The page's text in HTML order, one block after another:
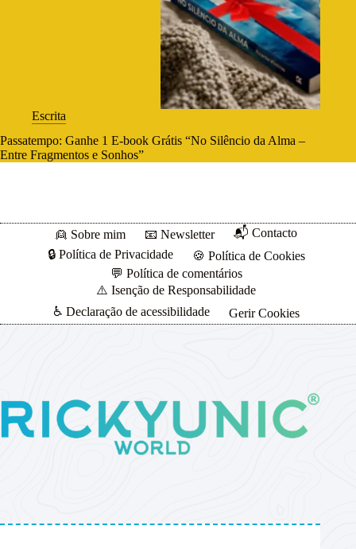
Escrita
Passatempo: Ganhe 1 E-book Grátis “No Silêncio da Alma –
Entre Fragmentos e Sonhos”
👱 Sobre mim 📧 Newsletter
📬 Contacto
🔒 Política de Privacidade
🍪 Política de Cookies
💬 Política de comentários
⚠️ Isenção de Responsabilidade
♿ Declaração de acessibilidade
Gerir Cookies